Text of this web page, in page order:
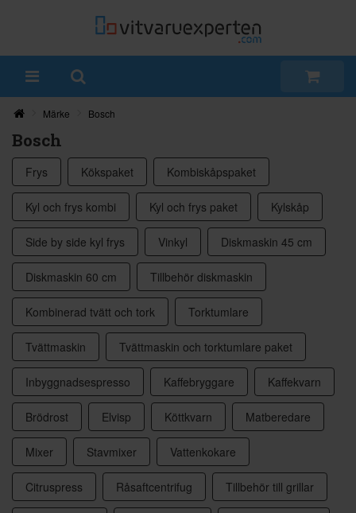
Märke Bosch
Bosch
Frys Kökspaket Kombiskåpspaket
Kyl och frys kombi Kyl och frys paket Kylskåp
Side by side kyl frys Vinkyl Diskmaskin 45 cm
Diskmaskin 60 cm Tillbehör diskmaskin
Kombinerad tvätt och tork Torktumlare
Tvättmaskin Tvättmaskin och torktumlare paket
Inbyggnadsespresso Kaffebryggare Kaffekvarn
Brödrost Elvisp Köttkvarn Matberedare
Mixer Stavmixer Vattenkokare
Citruspress Råsaftcentrifug Tillbehör till grillar